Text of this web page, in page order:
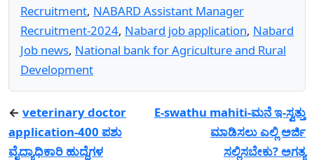
Recruitment, NABARD Assistant Manager
Recruitment-2024, Nabard job application, Nabard
Job news, National bank for Agriculture and Rural
Development
← veterinary doctor
application-400 ಪಶು
ವೈದ್ಯಾಧಿಕಾರಿ ಹುದ್ದೆಗಳ
E-swathu mahiti-ಮನೆ ಇ-ಸ್ವತ್ತು
ಮಾಡಿಸಲು ಎಲ್ಲಿ ಅರ್ಜಿ
ಸಲ್ಲಿಸಬೇಕು? ಅಗತ್ಯ